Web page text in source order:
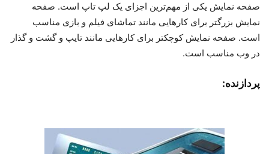
صفحه نمایش یکی از مهم‌ترین اجزای یک لپ تاپ است. صفحه
نمایش بزرگتر برای کارهایی مانند تماشای فیلم و بازی مناسب
است. صفحه نمایش کوچکتر برای کارهایی مانند تایپ و گشت و گذار
در وب مناسب است.
پردازنده: